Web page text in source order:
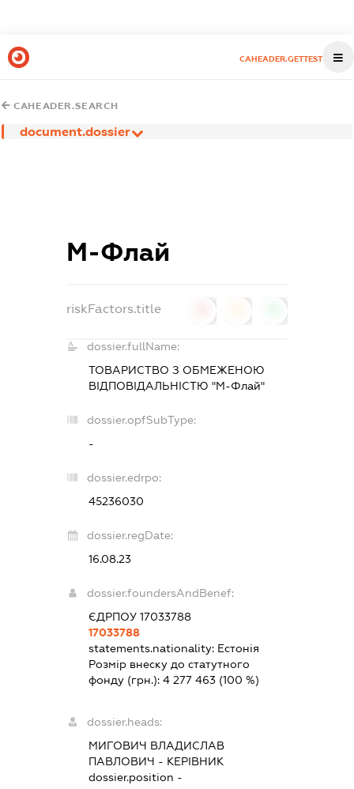
CAHEADER.GETTEST
CAHEADER.SEARCH
document.dossier
М-Флай
riskFactors.title
dossier.fullName:
ТОВАРИСТВО З ОБМЕЖЕНОЮ
ВІДПОВІДАЛЬНІСТЮ "М-Флай"
dossier.opfSubType:
-
dossier.edrpo:
45236030
dossier.regDate:
16.08.23
dossier.foundersAndBenef:
ЄДРПОУ 17033788
17033788
statements.nationality: Естонія
Розмір внеску до статутного
фонду (грн.): 4 277 463(100 %)
dossier.heads:
МИГОВИЧ ВЛАДИСЛАВ
ПАВЛОВИЧ - КЕРІВНИК
dossier.position -